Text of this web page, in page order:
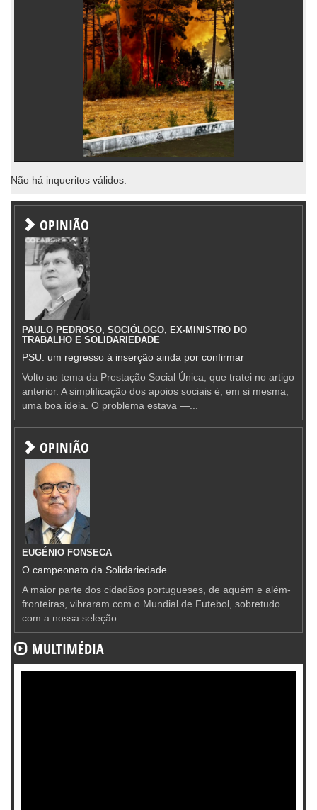
Não há inqueritos válidos.
OPINIÃO
PAULO PEDROSO, SOCIÓLOGO, EX-MINISTRO DO
TRABALHO E SOLIDARIEDADE
PSU: um regresso à inserção ainda por confirmar
Volto ao tema da Prestação Social Única, que tratei no artigo
anterior. A simplificação dos apoios sociais é, em si mesma,
uma boa ideia. O problema estava —...
OPINIÃO
EUGÉNIO FONSECA
O campeonato da Solidariedade
A maior parte dos cidadãos portugueses, de aquém e além-
fronteiras, vibraram com o Mundial de Futebol, sobretudo
com a nossa seleção.
MULTIMÉDIA